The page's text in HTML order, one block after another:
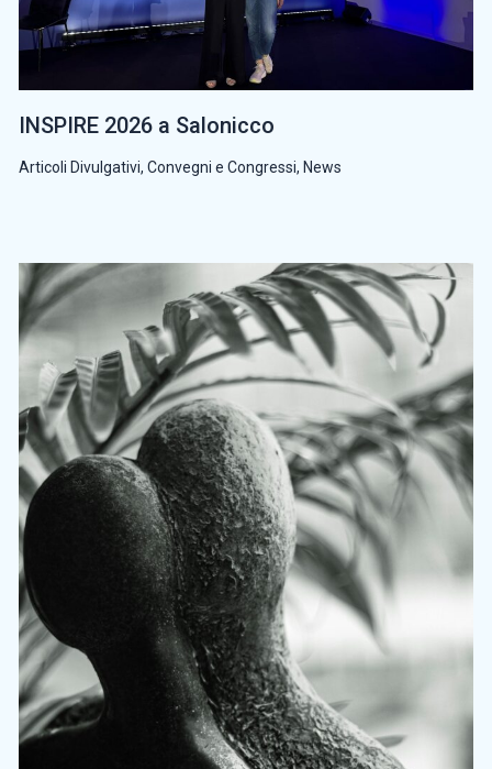
INSPIRE 2026 a Salonicco
Articoli Divulgativi, Convegni e Congressi, News